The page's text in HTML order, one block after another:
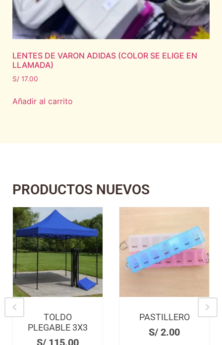
LENTES DE VARON ADIDAS (COLOR SE ELIGE EN
LLAMADA)
S/ 17.00
Añadir al carrito
PRODUCTOS NUEVOS
PASTILLERO
S/2.00
ZAPATERA
CON
PERCHERO